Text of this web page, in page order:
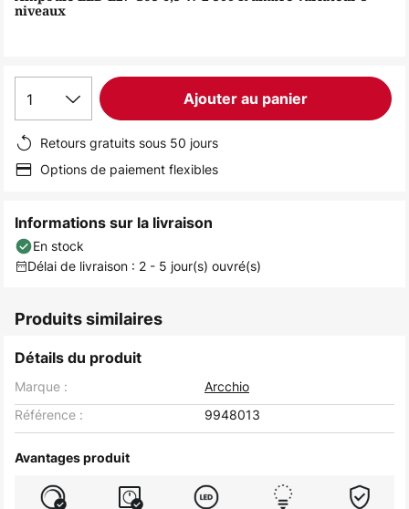
images
niveaux
1 Ajouter au panier
Retours gratuits sous 50 jours
Options de paiement flexibles
Informations sur la livraison
En stock
Délai de livraison : 2 - 5 jour(s) ouvré(s)
Produits similaires
Détails du produit
Marque :
Arcchio
Référence :
9948013
Avantages produit